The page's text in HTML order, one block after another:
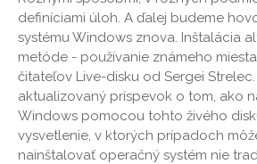
definíciami úloh. A ďalej budeme
systému Windows znova. Inštalácia
metóde - používanie známeho
čitateľov Live-disku od Sergei
aktualizovaný príspevok o tom, ako
Windows pomocou tohto živého
vysvetlenie, v ktorých prípadoch
nainštalovať operačný systém nie